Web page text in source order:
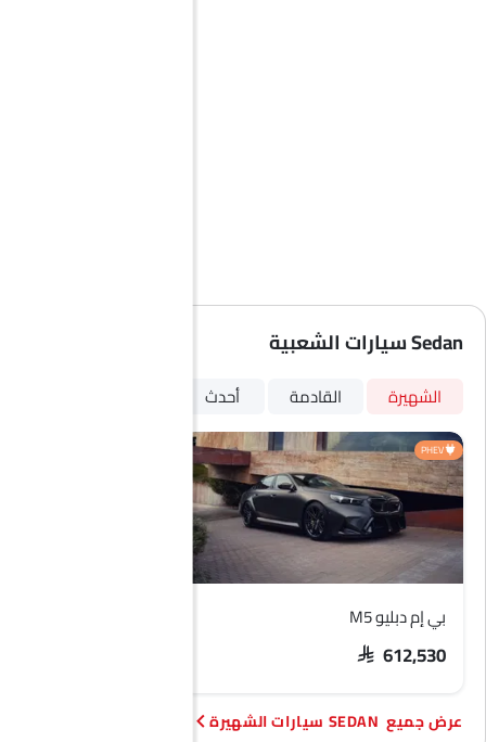
Sedan سيارات الشعبية
الشهيرة القادمة أحدث
PHEV
بي إم دبليو M5
SAR 612,530
SEDAN سيارات الشهيرة